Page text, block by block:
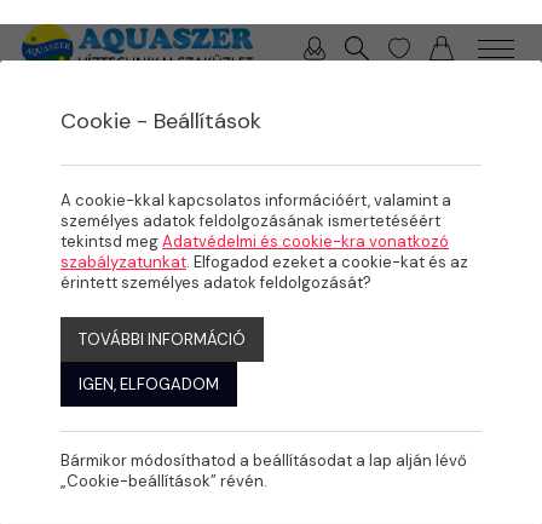
Cookie - Beállítások
A cookie-kkal kapcsolatos információért, valamint a
személyes adatok feldolgozásának ismertetéséért
tekintsd megAdatvédelmi és cookie-kra vonatkozó
szabályzatunkat. Elfogadod ezeket a cookie-kat és az
érintett személyes adatok feldolgozását?
TOVÁBBI INFORMÁCIÓ
IGEN, ELFOGADOM
Bármikor módosíthatod a beállításodat a lap alján lévő
„Cookie-beállítások” révén.